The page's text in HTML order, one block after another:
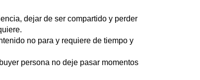
dejar de ser compartido y perder
no para y requiere de tiempo y
persona no deje pasar momentos